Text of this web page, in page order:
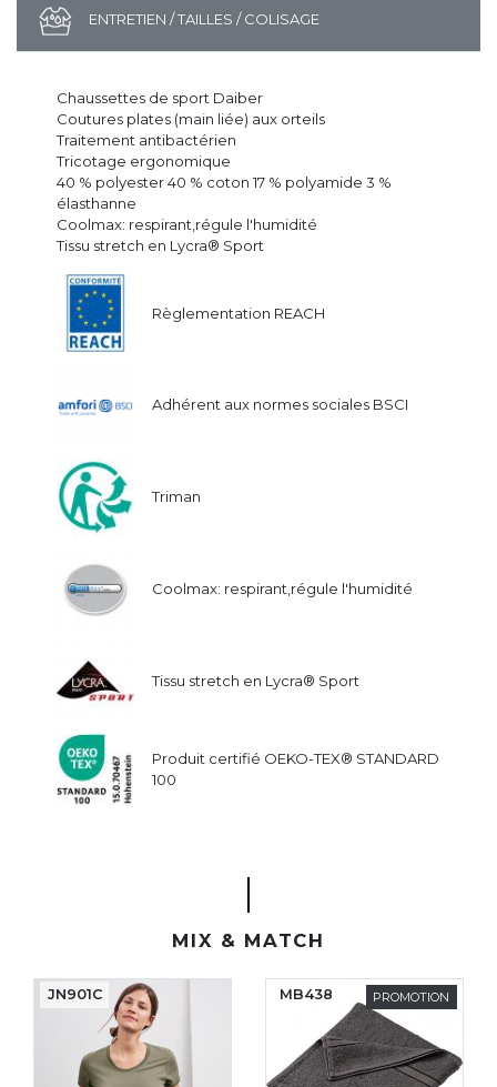
ENTRETIEN / TAILLES / COLISAGE
Chaussettes de sport Daiber
Coutures plates (main liée) aux orteils
Traitement antibactérien
Tricotage ergonomique
40 % polyester 40 % coton 17 % polyamide 3 %
élasthanne
Coolmax: respirant,régule l'humidité
Tissu stretch en Lycra® Sport
Règlementation REACH
Adhérent aux normes sociales BSCI
Triman
Coolmax: respirant,régule l'humidité
Tissu stretch en Lycra® Sport
Produit certifié OEKO-TEX® STANDARD
100
MIX & MATCH
JN901C PROMOTION
MB438